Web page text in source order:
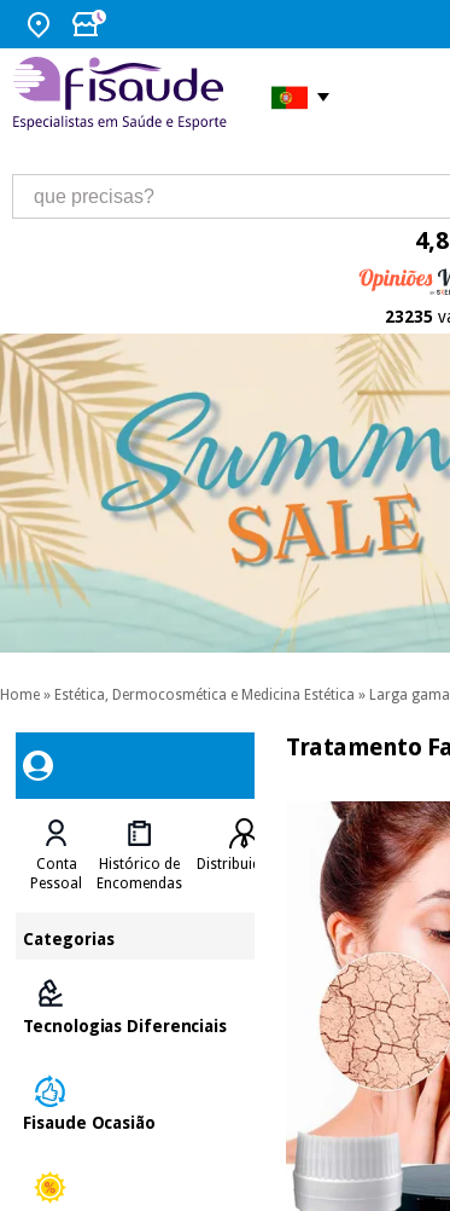
23235
Home » Estética, Dermocosmética e Medicina Estética » Larga
Conta
Pessoal
Histórico de
Encomendas
Distribuidores
Categorias
Tecnologias Diferenciais
Fisaude Ocasião
Tratamento